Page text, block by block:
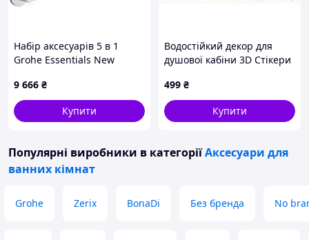
Набір аксесуарів 5 в 1
Grohe Essentials New
9 666 ₴
Купити
Водостійкий декор для
душової кабіни 3D Стікери
8M74A5130
499 ₴
Купити
Популярні виробники в категоріїАксесуари для
ванних кімнат
Grohe Zerix BonaDi Без бренда No